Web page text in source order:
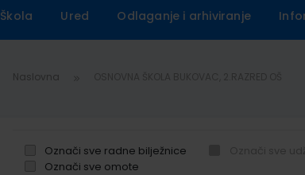
Škola Ured Odlaganje i arhiviranje
Naslovna
Označi sve radne bilježnice
Označi sve omote